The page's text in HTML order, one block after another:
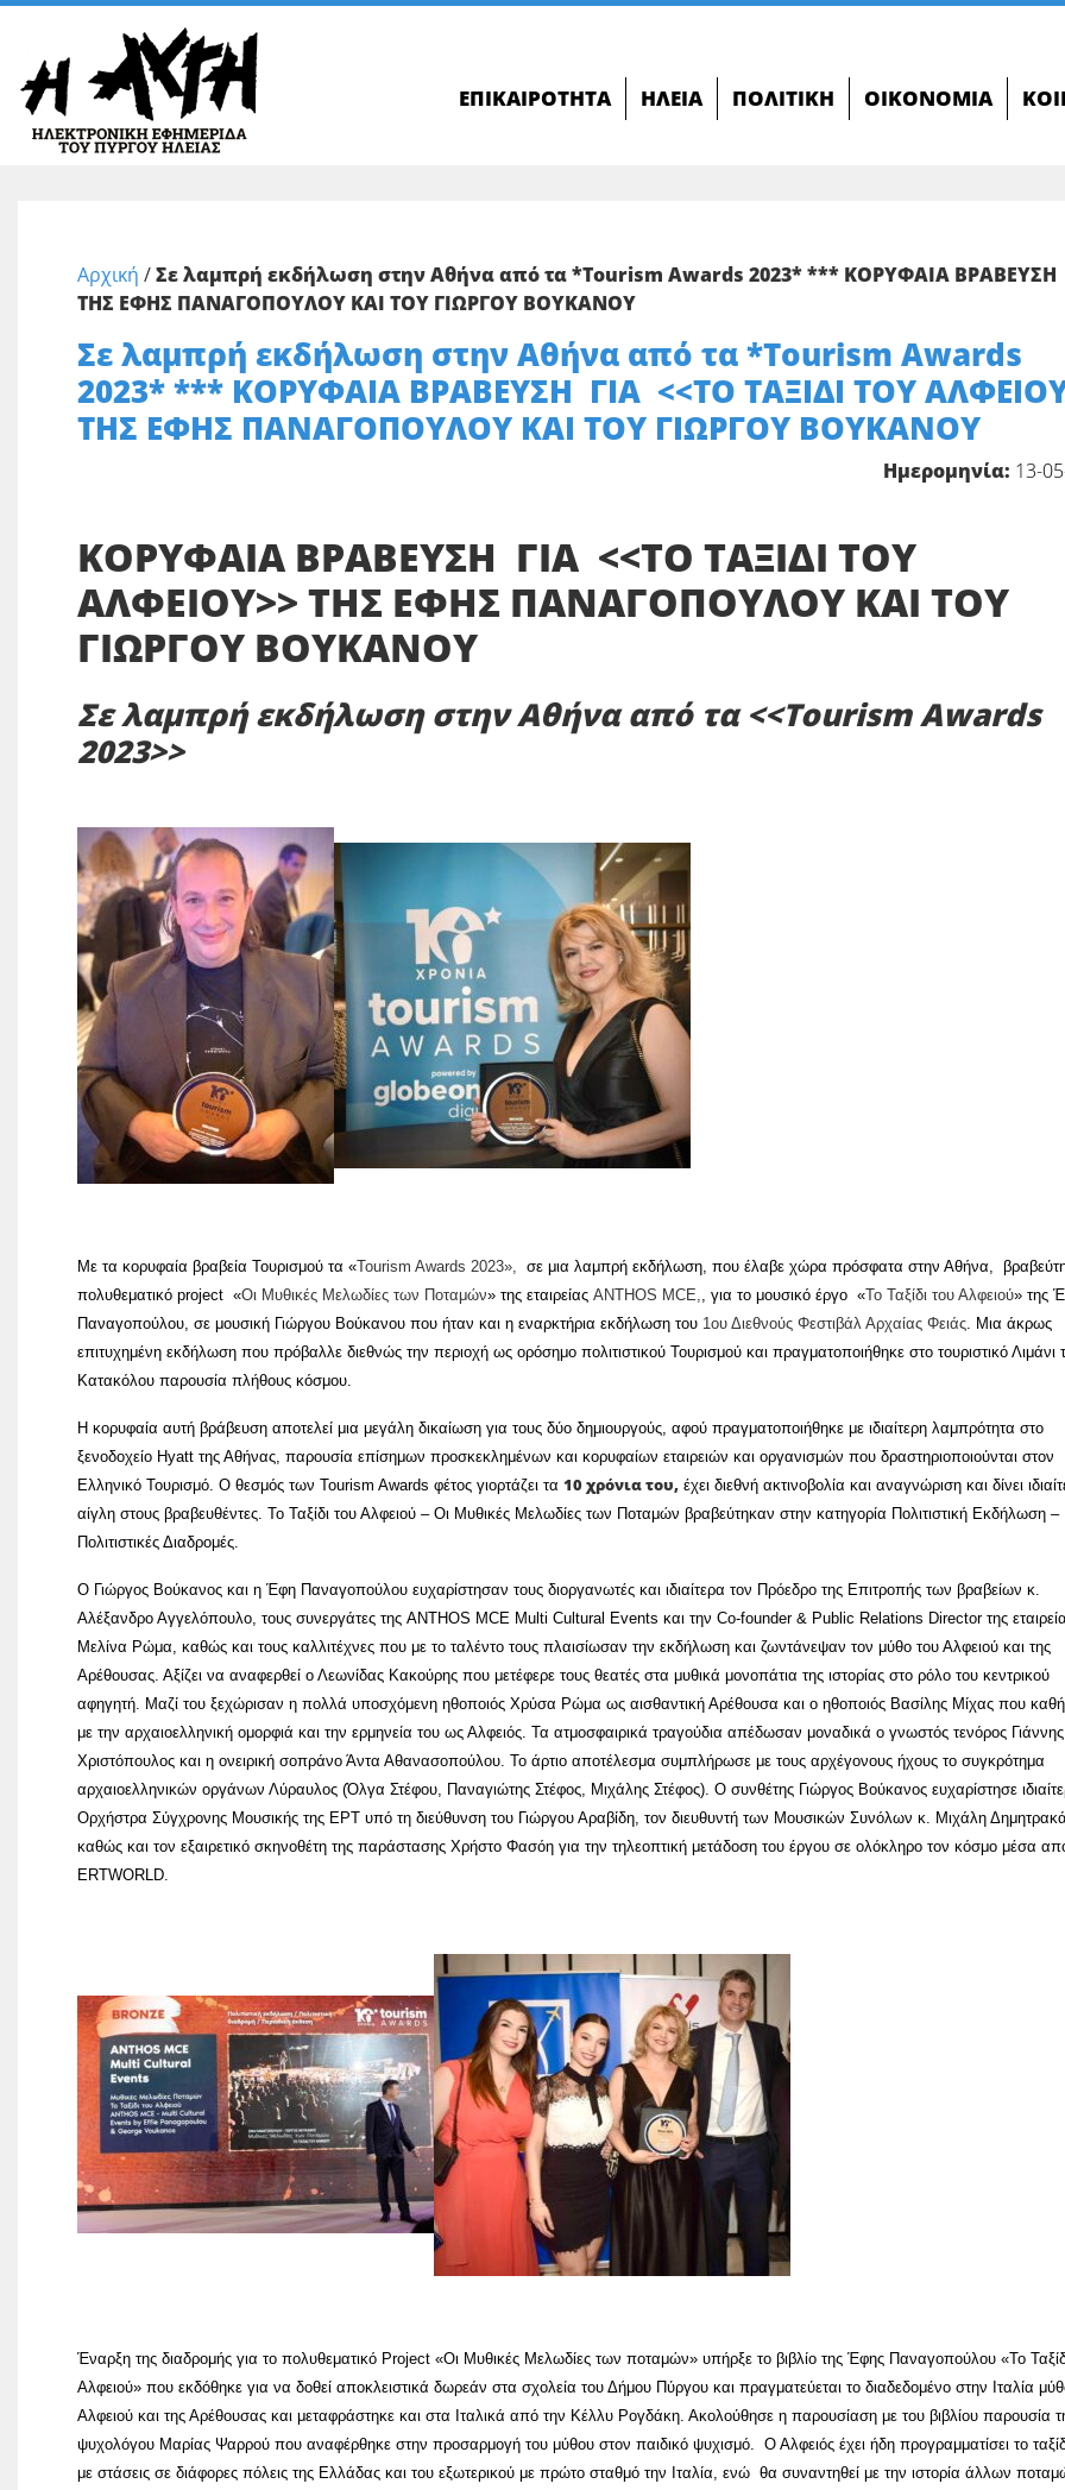
ΕΠΙΚΑΙΡΌΤΗΤΑ ΗΛΕΊΑ ΠΟΛΙΤΙΚΉ ΟΙΚΟΝΟΜΊΑ
Αρχική /Σε λαμπρή εκδήλωση στην Αθήνα από τα *Tourism Awards 2023* *** ΚΟΡΥΦΑΙΑ ΒΡΑΒΕΥΣΗ
ΤΗΣ ΕΦΗΣ ΠΑΝΑΓΟΠΟΥΛΟΥ ΚΑΙ ΤΟΥ ΓΙΩΡΓΟΥ ΒΟΥΚΑΝΟΥ
Σε λαμπρή εκδήλωση στην Αθήνα από τα *Tourism Awards
2023* *** ΚΟΡΥΦΑΙΑ ΒΡΑΒΕΥΣΗ ΓΙΑ <<ΤΟ ΤΑΞΙΔΙ ΤΟΥ
ΤΗΣ ΕΦΗΣ ΠΑΝΑΓΟΠΟΥΛΟΥ ΚΑΙ ΤΟΥ ΓΙΩΡΓΟΥ ΒΟΥΚΑΝΟΥ
Ημερομηνία: 13-
ΚΟΡΥΦΑΙΑ ΒΡΑΒΕΥΣΗ ΓΙΑ <<ΤΟ ΤΑΞΙΔΙ ΤΟΥ
ΑΛΦΕΙΟΥ>> ΤΗΣ ΕΦΗΣ ΠΑΝΑΓΟΠΟΥΛΟΥ ΚΑΙ ΤΟΥ
ΓΙΩΡΓΟΥ ΒΟΥΚΑΝΟΥ
Σε λαμπρή εκδήλωση στην Αθήνα από τα <<Tourism Awards
2023>>
Με τα κορυφαία βραβεία Τουρισμού τα «Tourism Awards 2023»,
σε μια λαμπρή εκδήλωση, που έλαβε χώρα πρόσφατα στην Αθήνα,
πολυθεματικό project «Οι Μυθικές Μελωδίες των Ποταμών» της εταιρείας ANTHOS MCE, , για το μουσικό έργο «Το Ταξίδι του Αλφειού» της
Παναγοπούλου, σε μουσική Γιώργου Βούκανου που ήταν και η εναρκτήρια εκδήλωση του 1ου Διεθνούς Φεστιβάλ Αρχαίας Φειάς . Μια άκρως
επιτυχημένη εκδήλωση που πρόβαλλε διεθνώς την περιοχή ως ορόσημο πολιτιστικού Τουρισμού και πραγματοποιήθηκε στο τουριστικό Λιμάνι
Κατακόλου παρουσία πλήθους κόσμου.
Η κορυφαία αυτή βράβευση αποτελεί μια μεγάλη δικαίωση για τους δύο δημιουργούς, αφού πραγματοποιήθηκε με ιδιαίτερη λαμπρότητα στο
ξενοδοχείο Hyatt της Αθήνας, παρουσία επίσημων προσκεκλημένων και κορυφαίων εταιρειών και οργανισμών που δραστηριοποιούνται στον
Ελληνικό Τουρισμό. Ο θεσμός των Tourism Awards φέτος γιορτάζει τα 10 χρόνια του, έχει διεθνή ακτινοβολία και αναγνώριση και δίνει
αίγλη στους βραβευθέντες. Το Ταξίδι του Αλφειού – Οι Μυθικές Μελωδίες των Ποταμών βραβεύτηκαν στην κατηγορία Πολιτιστική Εκδήλωση –
Πολιτιστικές Διαδρομές.
Ο Γιώργος Βούκανος και η Έφη Παναγοπούλου ευχαρίστησαν τους διοργανωτές και ιδιαίτερα τον Πρόεδρο της Επιτροπής των βραβείων κ.
Αλέξανδρο Αγγελόπουλο, τους συνεργάτες της ANTHOS MCE Μulti Cultural Events και την Co-founder & Public Relations Director της
Μελίνα Ρώμα, καθώς και τους καλλιτέχνες που με το ταλέντο τους πλαισίωσαν την εκδήλωση και ζωντάνεψαν τον μύθο του Αλφειού και της
Αρέθουσας. Αξίζει να αναφερθεί ο Λεωνίδας Κακούρης που μετέφερε τους θεατές στα μυθικά μονοπάτια της ιστορίας στο ρόλο του κεντρικού
αφηγητή. Μαζί του ξεχώρισαν η πολλά υποσχόμενη ηθοποιός Χρύσα Ρώμα ως αισθαντική Αρέθουσα και ο ηθοποιός Βασίλης Μίχας που
με την αρχαιοελληνική ομορφιά και την ερμηνεία του ως Αλφειός. Τα ατμοσφαιρικά τραγούδια απέδωσαν μοναδικά ο γνωστός τενόρος Γιάννης
Χριστόπουλος και η ονειρική σοπράνο Άντα Αθανασοπούλου. Το άρτιο αποτέλεσμα συμπλήρωσε με τους αρχέγονους ήχους το συγκρότημα
αρχαιοελληνικών οργάνων Λύραυλος (Όλγα Στέφου, Παναγιώτης Στέφος, Μιχάλης Στέφος). Ο συνθέτης Γιώργος Βούκανος ευχαρίστησε
Ορχήστρα Σύγχρονης Μουσικής της ΕΡΤ υπό τη διεύθυνση του Γιώργου Αραβίδη, τον διευθυντή των Μουσικών Συνόλων κ. Μιχάλη
καθώς και τον εξαιρετικό σκηνοθέτη της παράστασης Χρήστο Φασόη για την τηλεοπτική μετάδοση του έργου σε ολόκληρο τον κόσμο μέσα
ΕRΤWORLD.
Έναρξη της διαδρομής για το πολυθεματικό Project «Οι Μυθικές Μελωδίες των ποταμών» υπήρξε το βιβλίο της Έφης Παναγοπούλου «Το
Αλφειού» που εκδόθηκε για να δοθεί αποκλειστικά δωρεάν στα σχολεία του Δήμου Πύργου και πραγματεύεται το διαδεδομένο στην Ιταλία
Αλφειού και της Αρέθουσας και μεταφράστηκε και στα Ιταλικά από την Κέλλυ Ρογδάκη. Ακολούθησε η παρουσίαση με του βιβλίου παρουσία
ψυχολόγου Μαρίας Ψαρρού που αναφέρθηκε στην προσαρμογή του μύθου στον παιδικό ψυχισμό. Ο Αλφειός έχει ήδη προγραμματίσει το
με στάσεις σε διάφορες πόλεις της Ελλάδας και του εξωτερικού με πρώτο σταθμό την Ιταλία, ενώ θα συναντηθεί με την ιστορία άλλων